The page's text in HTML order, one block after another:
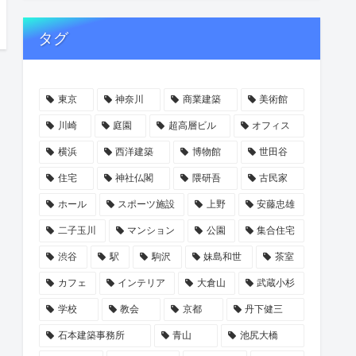
タグ
東京 神奈川 商業建築 美術館
川崎 庭園 超高層ビル オフィス
横浜 西洋建築 博物館 世田谷
住宅 神社仏閣 隈研吾 古民家
ホール スポーツ施設 上野 安藤忠雄
二子玉川 マンション 公園 集合住宅
渋谷 駅 駒沢 妹島和世 茶室
カフェ インテリア 大倉山 武蔵小杉
学校 教会 京都 丹下健三
石本建築事務所 青山 池尻大橋